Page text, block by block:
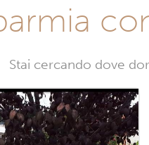
Stai cercando dove